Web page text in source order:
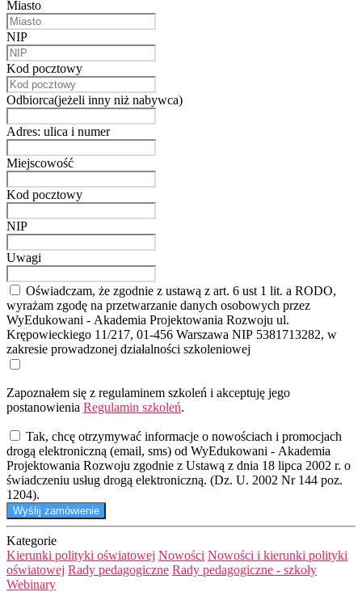
Miasto
NIP
Kod pocztowy
Odbiorca(jeżeli inny niż nabywca)
Adres: ulica i numer
Miejscowość
Kod pocztowy
NIP
Uwagi
Oświadczam, że zgodnie z ustawą z art. 6 ust 1 lit. a RODO,
wyrażam zgodę na przetwarzanie danych osobowych przez
WyEdukowani - Akademia Projektowania Rozwoju ul.
Krępowieckiego 11/217, 01-456 Warszawa NIP 5381713282, w
zakresie prowadzonej działalności szkoleniowej
Zapoznałem się z regulaminem szkoleń i akceptuję jego
postanowienia Regulamin szkoleń.
Tak, chcę otrzymywać informacje o nowościach i promocjach
drogą elektroniczną (email, sms) od WyEdukowani - Akademia
Projektowania Rozwoju zgodnie z Ustawą z dnia 18 lipca 2002 r. o
świadczeniu usług drogą elektroniczną. (Dz. U. 2002 Nr 144 poz.
1204).
Wyślij zamówienie
Kategorie
Kierunki polityki oświatowej Nowości Nowości i kierunki polityki
oświatowej Rady pedagogiczne Rady pedagogiczne - szkoły
Webinary